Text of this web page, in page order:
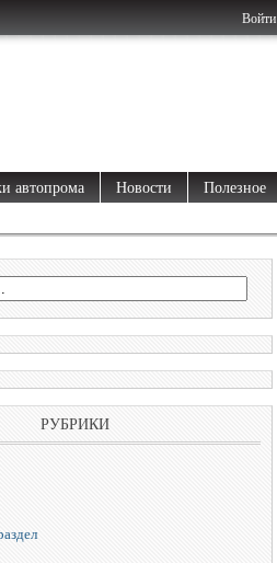
Войти
автопрома Новости Полезное
РУБРИКИ